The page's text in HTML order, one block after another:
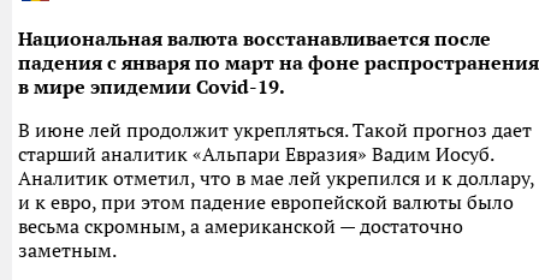
Национальная валюта восстанавливается после
падения с января по март на фоне распространения
в мире эпидемии Сovid-19.
В июне лей продолжит укрепляться. Такой прогноз дает
старший аналитик «Альпари Евразия» Вадим Иосуб.
Аналитик отметил, что в мае лей укрепился и к доллару,
и к евро, при этом падение европейской валюты было
весьма скромным, а американской — достаточно
заметным.